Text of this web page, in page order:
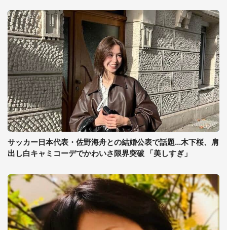
サッカー日本代表・佐野海舟との結婚公表で話題...木下桜、肩
出し白キャミコーデでかわいさ限界突破 「美しすぎ」